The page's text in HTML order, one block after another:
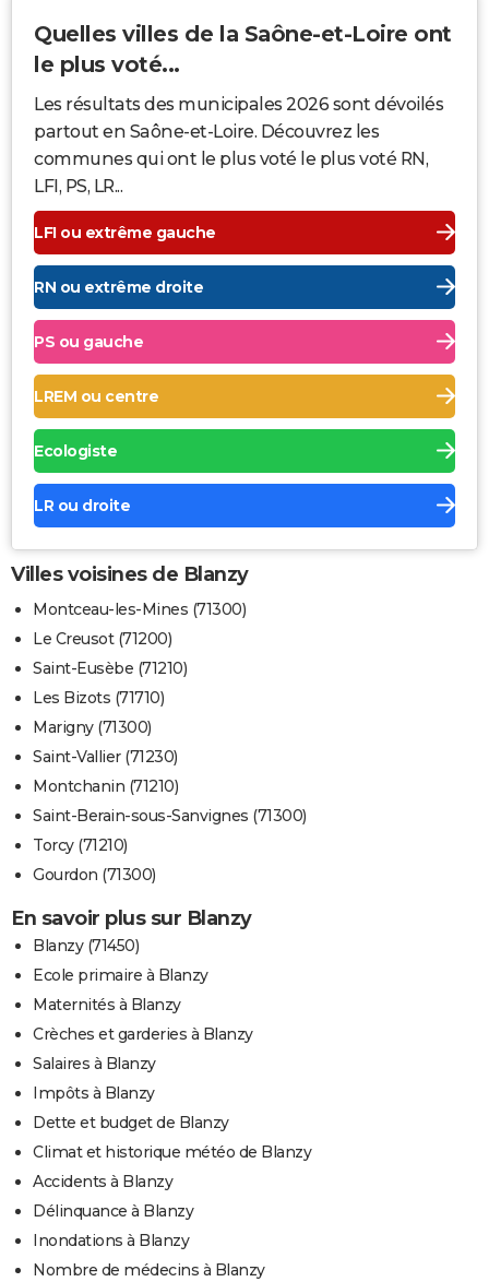
Quelles villes de la Saône-et-Loire ont
le plus voté...
Les résultats des municipales 2026 sont dévoilés
partout en Saône-et-Loire. Découvrez les
communes qui ont le plus voté le plus voté RN,
LFI, PS, LR...
LFI ou extrême gauche
RN ou extrême droite
PS ou gauche
LREM ou centre
Ecologiste
LR ou droite
Villes voisines de Blanzy
Montceau-les-Mines (71300)
Le Creusot (71200)
Saint-Eusèbe (71210)
Les Bizots (71710)
Marigny (71300)
Saint-Vallier (71230)
Montchanin (71210)
Saint-Berain-sous-Sanvignes (71300)
Torcy (71210)
Gourdon (71300)
En savoir plus sur Blanzy
Blanzy (71450)
Ecole primaire à Blanzy
Maternités à Blanzy
Crèches et garderies à Blanzy
Salaires à Blanzy
Impôts à Blanzy
Dette et budget de Blanzy
Climat et historique météo de Blanzy
Accidents à Blanzy
Délinquance à Blanzy
Inondations à Blanzy
Nombre de médecins à Blanzy